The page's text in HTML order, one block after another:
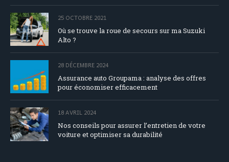
25 OCTOBRE 2021
Où se trouve la roue de secours sur ma Suzuki
Alto ?
28 DÉCEMBRE 2024
Assurance auto Groupama : analyse des offres
pour économiser efficacement
18 AVRIL 2024
Nos conseils pour assurer l’entretien de votre
voiture et optimiser sa durabilité